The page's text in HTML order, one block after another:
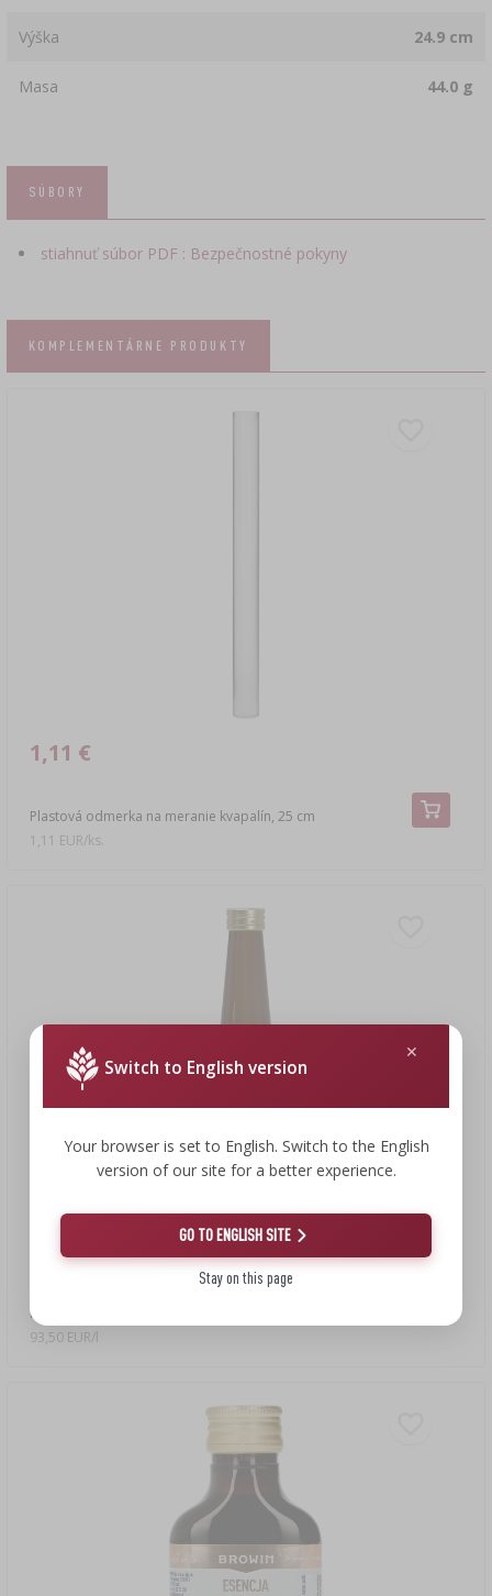
Výška 24.9 cm
Masa 44.0 g
SÚBORY
stiahnuť súbor PDF : Bezpečnostné pokyny
KOMPLEMENTÁRNE PRODUKTY
Plastová odmerka na meranie kvapalín, 25 cm
1,11 €
1,11 EUR/ks.
Esencia s príchuťou slivovice, na 4 L, 40 ml
3,74 €
93,50 EUR/l
Switch to English version
Your browser is set to English. Switch to the English
version of our site for a better experience.
GO TO ENGLISH SITE
Stay on this page